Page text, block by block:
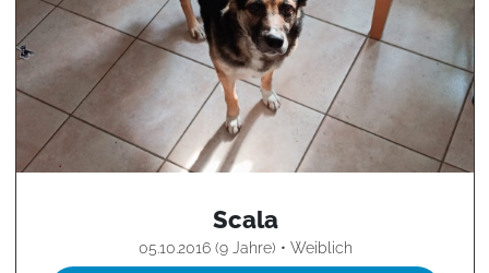
Scala
05.10.2016 (9 Jahre) • Weiblich